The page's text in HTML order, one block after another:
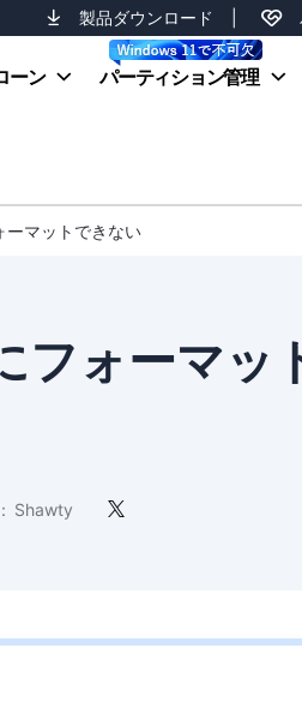
製品ダウンロード
ーン パーティション管理
ーマットできない
フォーマッ
Shawty 